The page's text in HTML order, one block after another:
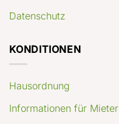
Datenschutz
KONDITIONEN
Hausordnung
Informationen für Mieter